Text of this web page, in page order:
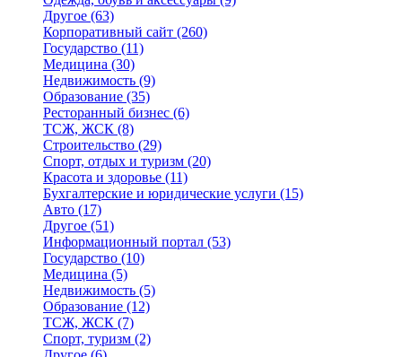
Другое (63)
Корпоративный сайт (260)
Государство (11)
Медицина (30)
Недвижимость (9)
Образование (35)
Ресторанный бизнес (6)
ТСЖ, ЖСК (8)
Строительство (29)
Спорт, отдых и туризм (20)
Красота и здоровье (11)
Бухгалтерские и юридические услуги (15)
Авто (17)
Другое (51)
Информационный портал (53)
Государство (10)
Медицина (5)
Недвижимость (5)
Образование (12)
ТСЖ, ЖСК (7)
Спорт, туризм (2)